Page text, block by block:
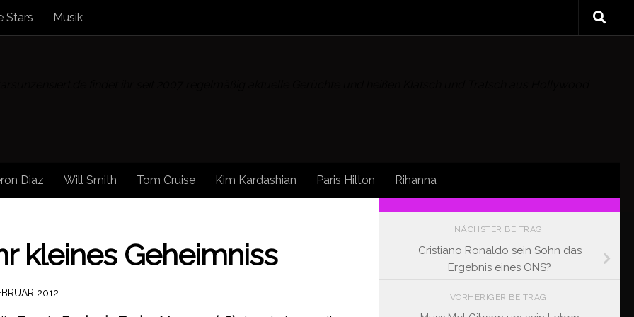
Stars Musik
Diaz Will Smith Tom Cruise Kim Kardashian Paris Hilton Rihanna
kleines Geheimniss
2012
NÄCHSTER BEITRAG
Cristiano Ronaldo sein Sohn das
Ergebnis eines ONS?
VORHERIGER BEITRAG